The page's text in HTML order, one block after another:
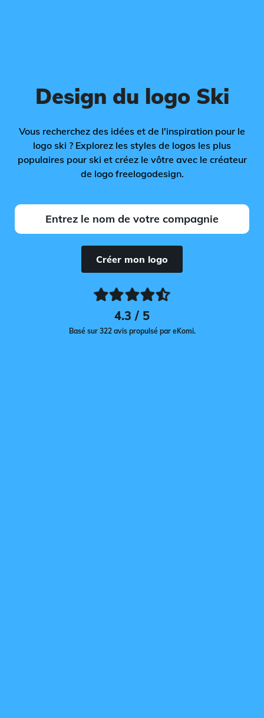
Design du logo Ski
Vous recherchez des idées et de l'inspiration pour le
logo ski ? Explorez les styles de logos les plus
populaires pour ski et créez le vôtre avec le créateur
de logo freelogodesign.
Créer mon logo
4.3 / 5
Basé sur 322 avis propulsé par eKomi.